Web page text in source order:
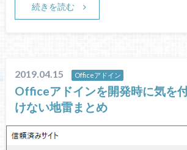
続きを読む
2019.04.15 Officeアドイン
Officeアドインを開発時に気を
けない地雷まとめ